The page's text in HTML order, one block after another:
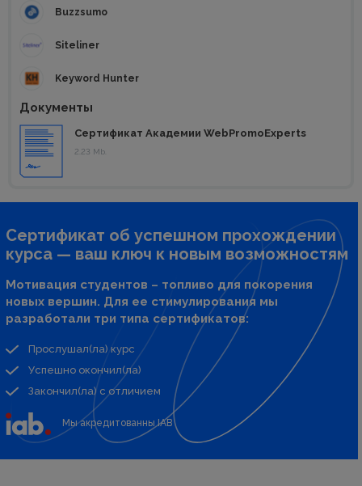
Buzzsumo
Siteliner
Keyword Hunter
Документы
Сертификат Академии WebPromoExperts
2.23 Mb.
Сертификат об успешном прохождении
курса — ваш ключ к новым возможностям
Мотивация студентов – топливо для покорения
новых вершин. Для ее стимулирования мы
разработали три типа сертификатов:
Прослушал(ла) курс
Успешно окончил(ла)
Закончил(ла) с отличием
Мы акредитованны IAB